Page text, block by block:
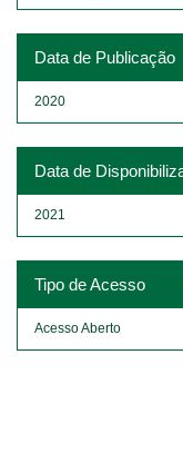
Data de Publicação
2020
Data de
2021
Tipo de Acesso
Acesso Aberto